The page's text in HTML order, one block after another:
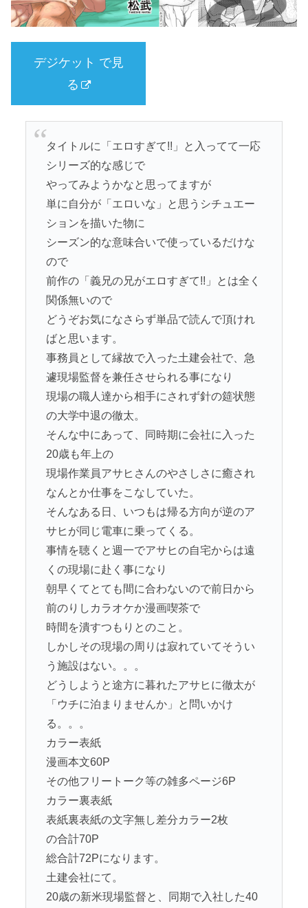
デジケット で見
る
タイトルに「エロすぎて!!」と入ってて一応
シリーズ的な感じで
やってみようかなと思ってますが
単に自分が「エロいな」と思うシチュエー
ションを描いた物に
シーズン的な意味合いで使っているだけな
ので
前作の「義兄の兄がエロすぎて!!」とは全く
関係無いので
どうぞお気になさらず単品で読んで頂けれ
ばと思います。
事務員として縁故で入った土建会社で、急
遽現場監督を兼任させられる事になり
現場の職人達から相手にされず針の筵状態
の大学中退の徹太。
そんな中にあって、同時期に会社に入った
20歳も年上の
現場作業員アサヒさんのやさしさに癒され
なんとか仕事をこなしていた。
そんなある日、いつもは帰る方向が逆のア
サヒが同じ電車に乗ってくる。
事情を聴くと週一でアサヒの自宅からは遠
くの現場に赴く事になり
朝早くてとても間に合わないので前日から
前のりしカラオケか漫画喫茶で
時間を潰すつもりとのこと。
しかしその現場の周りは寂れていてそうい
う施設はない。。。
どうしようと途方に暮れたアサヒに徹太が
「ウチに泊まりませんか」と問いかけ
る。。。
カラー表紙
漫画本文60P
その他フリートーク等の雑多ページ6P
カラー裏表紙
表紙裏表紙の文字無し差分カラー2枚
の合計70P
総合計72Pになります。
土建会社にて。
20歳の新米現場監督と、同期で入社した40